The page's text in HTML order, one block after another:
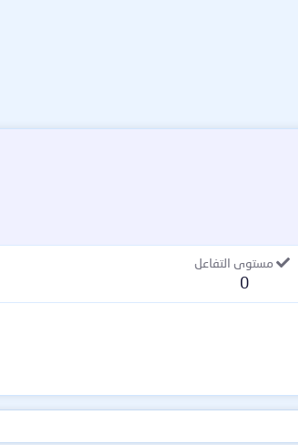
مستوى التفاعل
0